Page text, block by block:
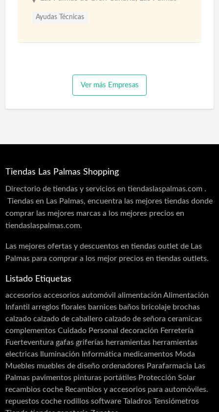
Ayudas Técnicas
Ver más Empresas
Tiendas Las Palmas Shopping
Directorio de tiendas y servicios en tiendaslaspalmas.com .
Tiendas en Las Palmas, encuentra las mejores tiendas donde
comprar las mejores marcas a los mejores precios en
tiendaslaspalmas.com.
Las mejores ofertas y descuentos en tiendas outlet de Las
Palmas para comprar a los mejor precios en tiendas outlets.
Listado Etiquetas
accesorios accesorios automóvil alimentación Alimentación
Infantil arreglos florales barnices baños bricolaje brochas
calzado calzado de caballero calzado de señora ceramicas
complementos Cuidado Personal decoración Ferretería
Fuerteventura gafas griferías herramientas herramientas
electricas
Iluminación Informática medicamentos Moda
Muebles muebles de diseño ordenadores Parafarmacia Las
Palmas pavimentos pinturas portátiles Protección Solar
recambios coche Recambios y accesorios para automóviles.
repuestos coche rodillos software Taladros Tensiómetros